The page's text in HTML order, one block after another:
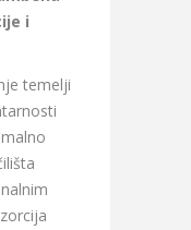
i
temelji